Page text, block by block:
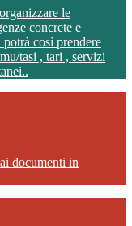
le
concrete e
così prendere
tasi , tari , servizi
documenti in